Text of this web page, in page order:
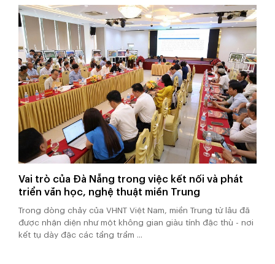
Vai trò của Đà Nẵng trong việc kết nối và phát
triển văn học, nghệ thuật miền Trung
Trong dòng chảy của VHNT Việt Nam, miền Trung từ lâu đã
được nhận diện như một không gian giàu tính đặc thù - nơi
kết tụ dày đặc các tầng trầm ...